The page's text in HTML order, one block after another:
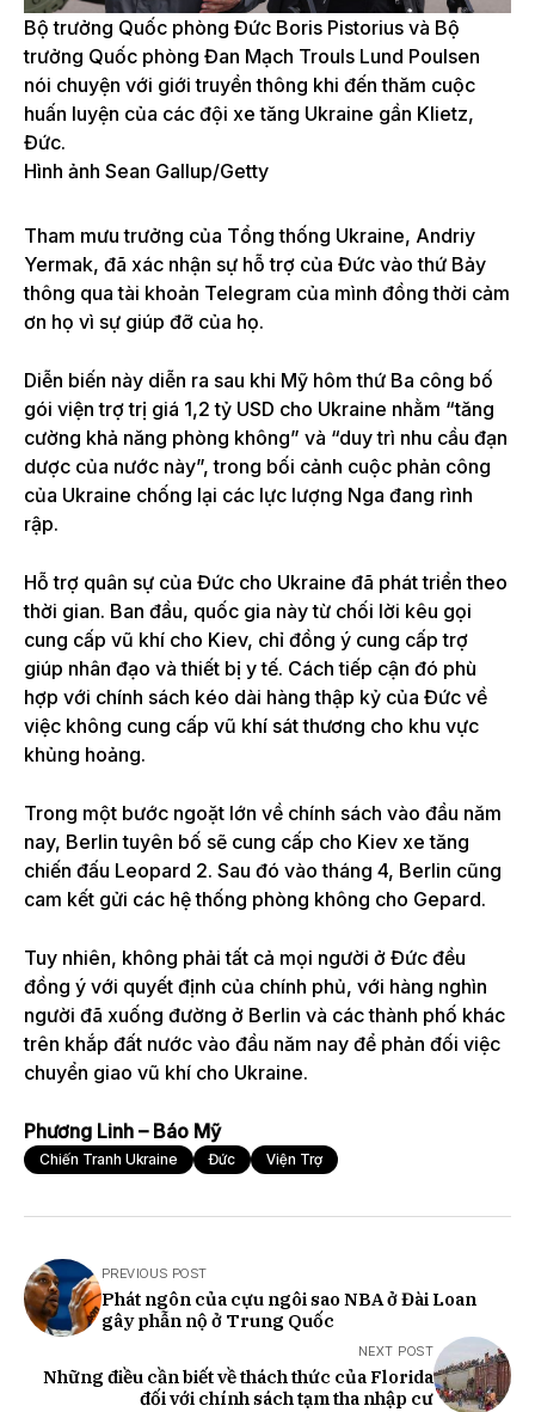
Bộ trưởng Quốc phòng Đức Boris Pistorius và Bộ
trưởng Quốc phòng Đan Mạch Trouls Lund Poulsen
nói chuyện với giới truyền thông khi đến thăm cuộc
huấn luyện của các đội xe tăng Ukraine gần Klietz,
Đức.
Hình ảnh Sean Gallup/Getty
Tham mưu trưởng của Tổng thống Ukraine, Andriy
Yermak, đã xác nhận sự hỗ trợ của Đức vào thứ Bảy
thông qua tài khoản Telegram của mình đồng thời cảm
ơn họ vì sự giúp đỡ của họ.
Diễn biến này diễn ra sau khi Mỹ hôm thứ Ba công bố
gói viện trợ trị giá 1,2 tỷ USD cho Ukraine nhằm “tăng
cường khả năng phòng không” và “duy trì nhu cầu đạn
dược của nước này”, trong bối cảnh cuộc phản công
của Ukraine chống lại các lực lượng Nga đang rình
rập.
Hỗ trợ quân sự của Đức cho Ukraine đã phát triển theo
thời gian. Ban đầu, quốc gia này từ chối lời kêu gọi
cung cấp vũ khí cho Kiev, chỉ đồng ý cung cấp trợ
giúp nhân đạo và thiết bị y tế. Cách tiếp cận đó phù
hợp với chính sách kéo dài hàng thập kỷ của Đức về
việc không cung cấp vũ khí sát thương cho khu vực
khủng hoảng.
Trong một bước ngoặt lớn về chính sách vào đầu năm
nay, Berlin tuyên bố sẽ cung cấp cho Kiev xe tăng
chiến đấu Leopard 2. Sau đó vào tháng 4, Berlin cũng
cam kết gửi các hệ thống phòng không cho Gepard.
Tuy nhiên, không phải tất cả mọi người ở Đức đều
đồng ý với quyết định của chính phủ, với hàng nghìn
người đã xuống đường ở Berlin và các thành phố khác
trên khắp đất nước vào đầu năm nay để phản đối việc
chuyển giao vũ khí cho Ukraine.
Phương Linh – Báo Mỹ
Chiến Tranh Ukraine Đức Viện Trợ
PREVIOUS POST
Phát ngôn của cựu ngôi sao NBA ở Đài Loan
gây phẫn nộ ở Trung Quốc
NEXT POST
Những điều cần biết về thách thức của Florida
đối với chính sách tạm tha nhập cư